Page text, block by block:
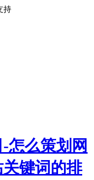
持
怎么策划网
键词的排